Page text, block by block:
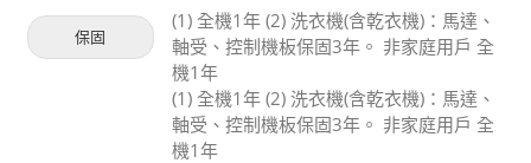
保固
(1) 全機1年 (2) 洗衣機(含乾衣機)：馬達、
軸受、控制機板保固3年。 非家庭用戶 全
機1年
(1) 全機1年 (2) 洗衣機(含乾衣機)：馬達、
軸受、控制機板保固3年。 非家庭用戶 全
機1年